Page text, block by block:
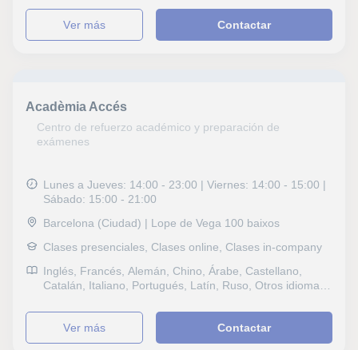
Otras ciencias, Álgebra, Sociales, Historia, Filosofía,
Lengua Castellana y Literatura, Otras letras, Escritura,
Lectura, Lengua catalana y literatura, Dibujo técnico,
Todos los cursos, Primaria, Universidad, Ciclos
Formativos, Geografía, Matemáticas aplicadas, Técnicas
de estudio, Problemas de aprendizaje, TDAH Trastorno
ver más Contactar
Acadèmia Accés
Centro de refuerzo académico y preparación de
exámenes
Lunes a Jueves: 14:00 - 23:00 | Viernes: 14:00 - 15:00 |
Sábado: 15:00 - 21:00
Barcelona (Ciudad) | Lope de Vega 100 baixos
Clases presenciales, Clases online, Clases in-company
Inglés, Francés, Alemán, Chino, Árabe, Castellano,
Catalán, Italiano, Portugués, Latín, Ruso, Otros idiomas,
Naturales, Biología, Estadística, Ciencias General,
Probabilidad y Estadística, Ingenieria, Electrotecnia,
Álgebra, Genética, Historia, Filosofía, Lengua Castellana
ver más Contactar